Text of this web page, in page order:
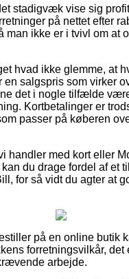
stadigvæk vise sig
på nettet efter
man ikke er i tvivl om at
hvad ikke glemme, at
salgspris som virker
det i nogle tilfælde
Kortbetalinger er
passer på køberen
handler med kort eller
du drage fordel af et
for så vidt du agter at
på en online butik
forretningsvilkår, det
arbejde.